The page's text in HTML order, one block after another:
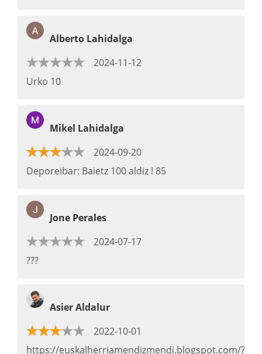
Alberto Lahidalga
2024-11-12
Urko 10
Mikel Lahidalga
2024-09-20
Deporeibar: Baietz 100 aldiz ! 85
Jone Perales
2024-07-17
???
Asier Aldalur
2022-10-01
https://euskalherriamendizmendi.blogspot.com/?